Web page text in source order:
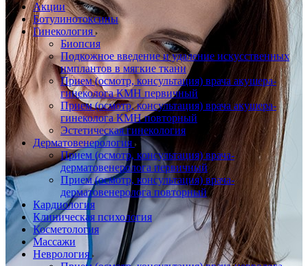
Акции
Ботулинотоксины
Гинекология
Биопсия
Подкожное введение и удаление искусственных
имплантов в мягкие ткани
Прием (осмотр, консультация) врача акушера-
гинеколога КМН первичный
Прием (осмотр, консультация) врача акушера-
гинеколога КМН повторный
Эстетическая гинекология
Дерматовенерология
Прием (осмотр, консультация) врача-
дерматовенеролога первичный
Прием (осмотр, консультация) врача-
дерматовенеролога повторный
Кардиология
Клиническая психология
Косметология
Массажи
Неврология